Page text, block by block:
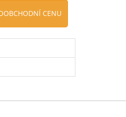
CENU